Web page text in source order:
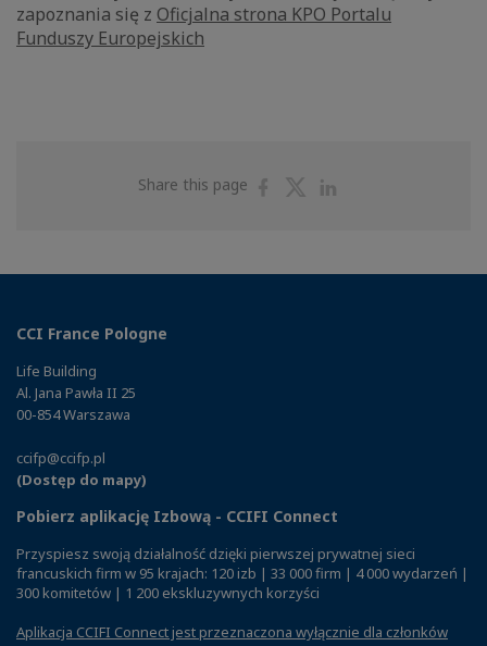
zapoznania się z Oficjalna strona KPO Portalu
Funduszy Europejskich
Share this page
ShareShare
CCI France Pologne
Life Building
Al. Jana Pawła II 25
00-854 Warszawa
ccifp@ccifp.pl
(Dostęp do mapy)
Pobierz aplikację Izbową - CCIFI Connect
Przyspiesz swoją działalność dzięki pierwszej prywatnej sieci
francuskich firm w 95 krajach: 120 izb | 33 000 firm | 4 000 wydarzeń |
300 komitetów | 1 200 ekskluzywnych korzyści
Aplikacja CCIFI Connect jest przeznaczona wyłącznie dla członków